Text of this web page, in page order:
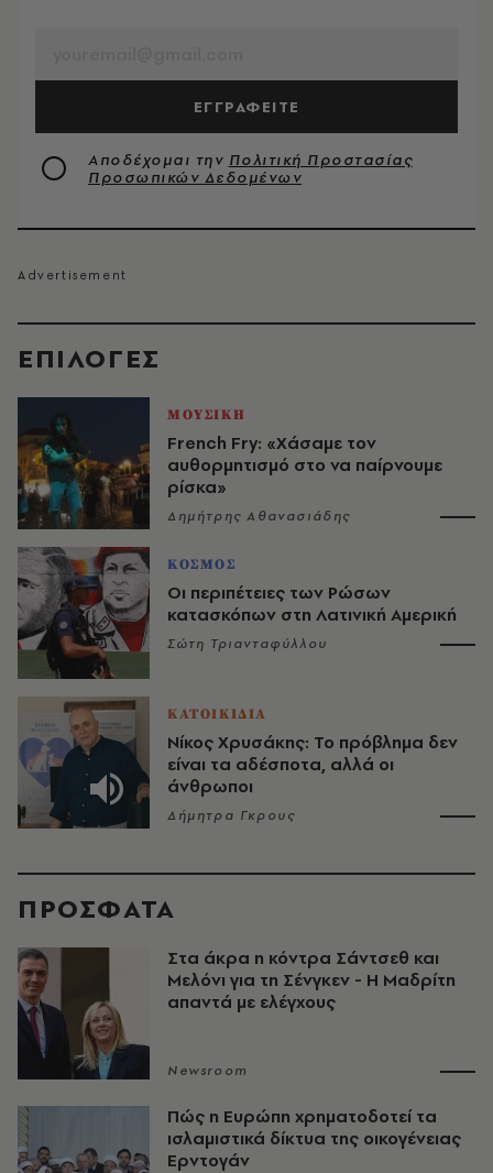
EΠΙΛΟΓΈΣ
ΜΟΥΣΙΚΗ
French Fry: «Χάσαμε τον
αυθορμητισμό στο να παίρνουμε
ρίσκα»
Δημήτρης Αθανασιάδης
ΚΟΣΜΟΣ
Οι περιπέτειες των Ρώσων
κατασκόπων στη Λατινική Αμερική
Σώτη Τριανταφύλλου
ΚΑΤΟΙΚΙΔΙΑ
Νίκος Χρυσάκης: Το πρόβλημα δεν
είναι τα αδέσποτα, αλλά οι
άνθρωποι
Δήμητρα Γκρους
ΕΓΓΡΑΦΕΙΤΕ
Αποδέχομαι την Πολιτική Προστασίας
Προσωπικών Δεδομένων
ΠΡΟΣΦΑΤΑ
Στα άκρα η κόντρα Σάντσεθ και
Μελόνι για τη Σένγκεν - Η Μαδρίτη
απαντά με ελέγχους
Newsroom
Πώς η Ευρώπη χρηματοδοτεί τα
ισλαμιστικά δίκτυα της οικογένειας
Ερντογάν